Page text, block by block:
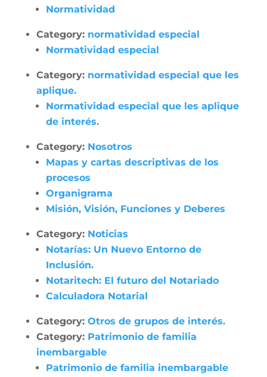
Normatividad
Category: normatividad especial
Normatividad especial
Category: normatividad especial que les
aplique.
Normatividad especial que les aplique
de interés.
Category: Nosotros
Mapas y cartas descriptivas de los
procesos
Organigrama
Misión, Visión, Funciones y Deberes
Category: Noticias
Notarías: Un Nuevo Entorno de
Inclusión.
Notaritech: El futuro del Notariado
Calculadora Notarial
Category: Otros de grupos de interés.
Category: Patrimonio de familia
inembargable
Patrimonio de familia inembargable